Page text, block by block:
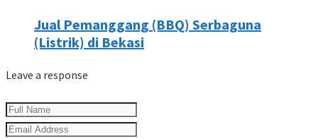
Jual Pemanggang (BBQ) Serbaguna
(Listrik) di Bekasi
Leave a response